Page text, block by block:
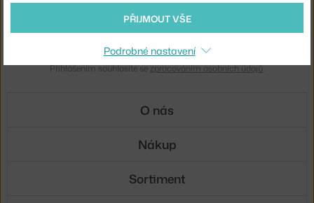
PŘIJMOUT VŠE
Podrobné nastavení
Přihlášením souhlasíte sezpracováním osobních údajů.
O nás
Nákup
Sortiment